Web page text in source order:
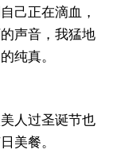
己正在滴血，
声音，我猛地
纯真。
人过圣诞节也
美餐。